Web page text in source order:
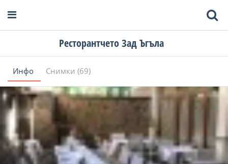
Ресторантчето Зад Ъгъла
Инфо Снимки (69)